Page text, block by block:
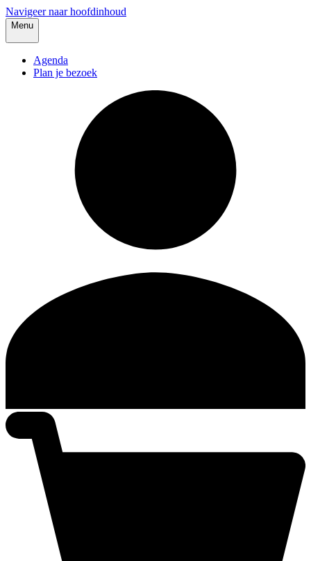
Navigeer naar hoofdinhoud
Menu
Agenda
Plan je bezoek